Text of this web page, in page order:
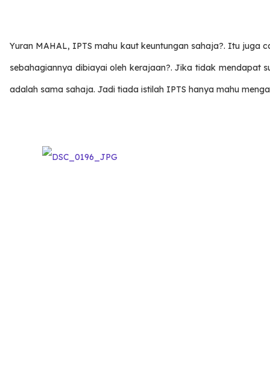
Yuran MAHAL, IPTS mahu kaut keuntungan sahaja?. Itu juga
sebahagiannya dibiayai oleh kerajaan?. Jika tidak mendapat
adalah sama sahaja. Jadi tiada istilah IPTS hanya mahu